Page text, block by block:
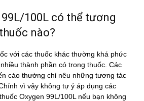
100L có thể tương
nào?
với các thuốc khác thường khá phức
thành phần có trong thuốc. Các
cáo thường chỉ nêu những tương tác
vì vậy không tự ý áp dụng các
Oxygen 99L/100L nếu bạn không